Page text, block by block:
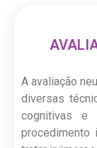
A avaliação
diversas
cognitivas e
procedimento